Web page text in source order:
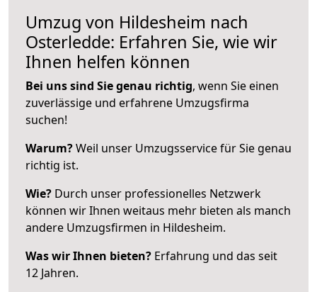
Umzug von Hildesheim nach
Osterledde: Erfahren Sie, wie wir
Ihnen helfen können
Bei uns sind Sie genau richtig, wenn Sie einen
zuverlässige und erfahrene Umzugsfirma
suchen!
Warum?Weil unser Umzugsservice für Sie genau
richtig ist.
Wie? Durch unser professionelles Netzwerk
können wir Ihnen weitaus mehr bieten als manch
andere Umzugsfirmen in Hildesheim.
Was wir Ihnen bieten? Erfahrung und das seit
12 Jahren.